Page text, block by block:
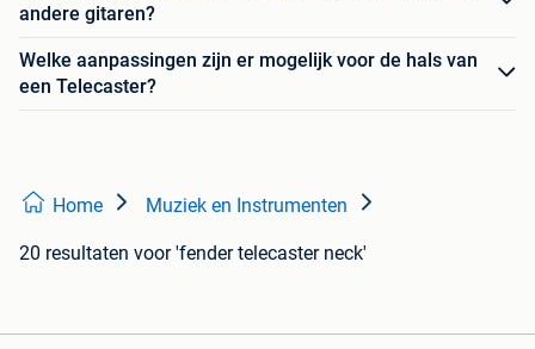
andere gitaren?
Welke aanpassingen zijn er mogelijk voor de hals van
een Telecaster?
Home Muziek en Instrumenten
20 resultaten voor 'fender telecaster neck'